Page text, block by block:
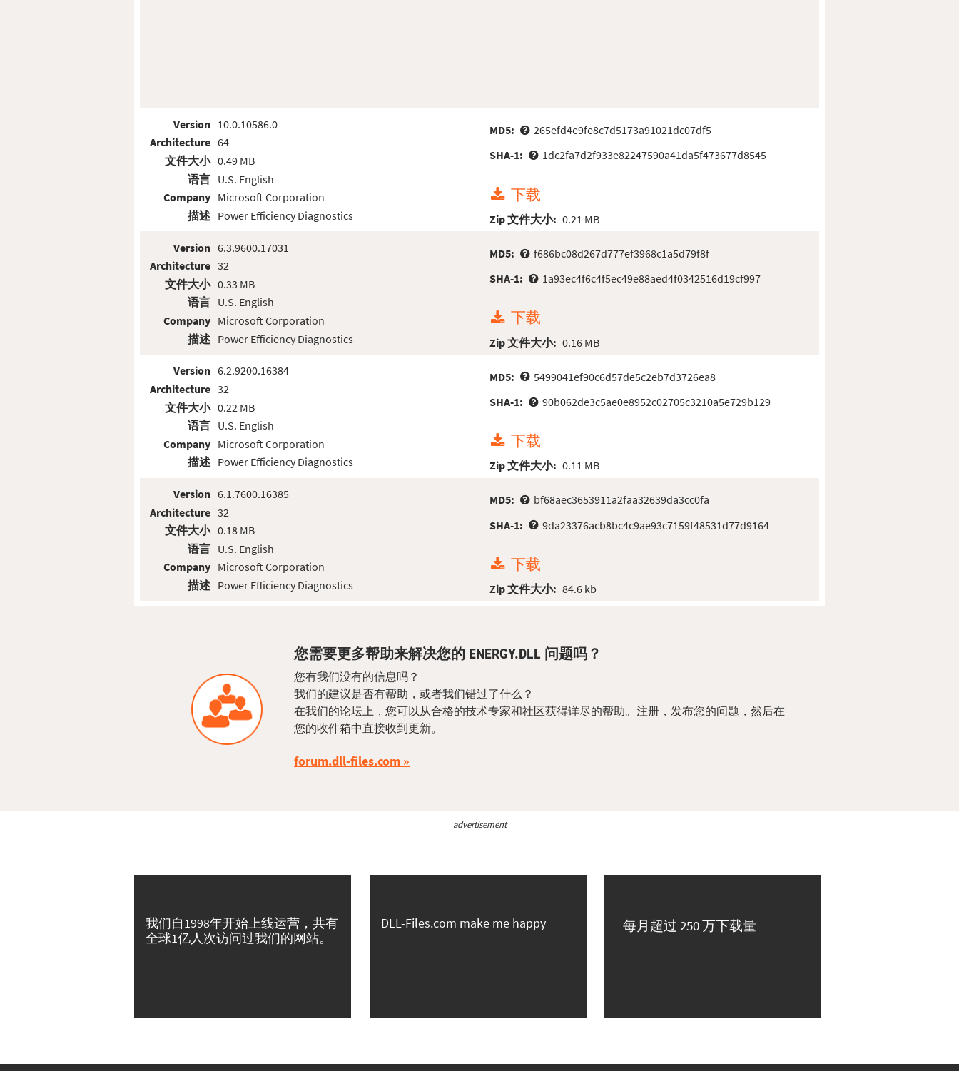
Version
Architecture
文件大小
语言
Company
描述
10.0.10586.0
64
0.49 MB
U.S. English
Microsoft Corporation
Power Efficiency Diagnostics
MD5:
265efd4e9fe8c7d5173a91021dc07df5
SHA-1:
1dc2fa7d2f933e82247590a41da5f473677d8545
下载
Zip 文件大小: 0.21 MB
Version
Architecture
文件大小
语言
Company
描述
6.3.9600.17031
32
0.33 MB
U.S. English
Microsoft Corporation
Power Efficiency Diagnostics
MD5:
f686bc08d267d777ef3968c1a5d79f8f
SHA-1:
1a93ec4f6c4f5ec49e88aed4f0342516d19cf997
下载
Zip 文件大小: 0.16 MB
Version
Architecture
文件大小
语言
Company
描述
6.2.9200.16384
32
0.22 MB
U.S. English
Microsoft Corporation
Power Efficiency Diagnostics
MD5:
5499041ef90c6d57de5c2eb7d3726ea8
SHA-1:
90b062de3c5ae0e8952c02705c3210a5e729b129
下载
Zip 文件大小: 0.11 MB
Version
Architecture
文件大小
语言
Company
描述
6.1.7600.16385
32
0.18 MB
U.S. English
Microsoft Corporation
Power Efficiency Diagnostics
MD5:
bf68aec3653911a2faa32639da3cc0fa
SHA-1:
9da23376acb8bc4c9ae93c7159f48531d77d9164
下载
Zip 文件大小: 84.6 kb
您需要更多帮助来解决您的 ENERGY.DLL 问题吗？
您有我们没有的信息吗？
我们的建议是否有帮助，或者我们错过了什么？
在我们的论坛上，您可以从合格的技术专家和社区获得详尽的帮助。注册，发布您的问题，然后在
您的收件箱中直接收到更新。
forum.dll-files.com
advertisement
我们自1998年开始上线运营，共有
全球1亿人次访问过我们的网站。
DLL-Files.com make me happy 每月超过 250 万下载量